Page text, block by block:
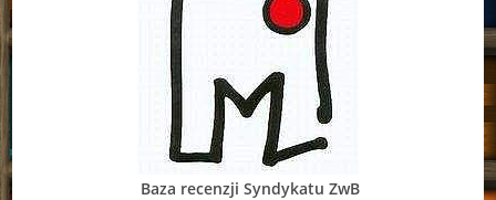
Baza recenzji Syndykatu ZwB